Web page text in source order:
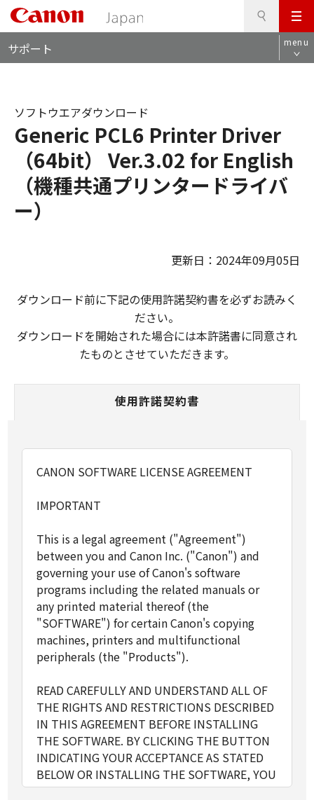
メ
ニ
ュ
サポート menu
Generic PCL6 Printer Driver
（64bit） Ver.3.02 for English
（機種共通プリンタードライバ
ー）
ソフトウエアダウンロード
更新日：2024年09月05日
ダウンロード前に下記の使用許諾契約書を必ずお読みく
ださい。
ダウンロードを開始された場合には本許諾書に同意され
たものとさせていただきます。
使用許諾契約書
CANON SOFTWARE LICENSE AGREEMENT
IMPORTANT
This is a legal agreement ("Agreement")
between you and Canon Inc. ("Canon") and
governing your use of Canon's software
programs including the related manuals or
any printed material thereof (the
"SOFTWARE") for certain Canon's copying
machines, printers and multifunctional
peripherals (the "Products").
READ CAREFULLY AND UNDERSTAND ALL OF
THE RIGHTS AND RESTRICTIONS DESCRIBED
IN THIS AGREEMENT BEFORE INSTALLING
THE SOFTWARE. BY CLICKING THE BUTTON
INDICATING YOUR ACCEPTANCE AS STATED
BELOW OR INSTALLING THE SOFTWARE, YOU
AGREE TO BE BOUND BY THE TERMS AND